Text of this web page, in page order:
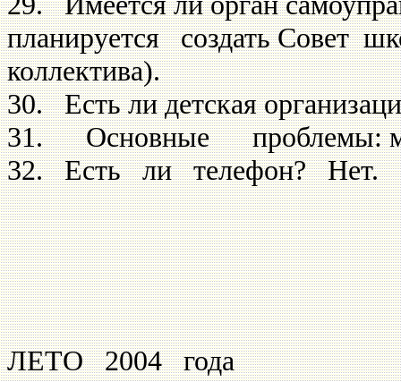
планируется создать Совет
коллектива).
30. Есть ли детская
31. Основные проблемы:
32. Есть ли телефон? Нет.
ЛЕТО 2004